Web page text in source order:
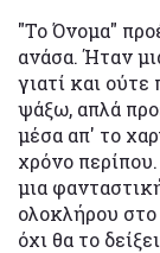
"Το Όνομα"
ανάσα. Ήταν
γιατί και
ψάξω, απλά
μέσα απ' το
χρόνο
μια
ολοκλήρου
όχι θα το